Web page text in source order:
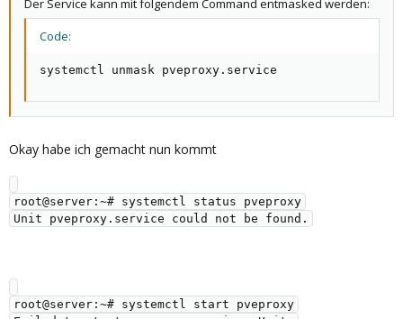
Der Service kann mit folgendem Command entmasked werden:
Code:
systemctl unmask pveproxy.service
Okay habe ich gemacht nun kommt
root@server:~# systemctl status pveproxy
root@server:~# systemctl start pveproxy